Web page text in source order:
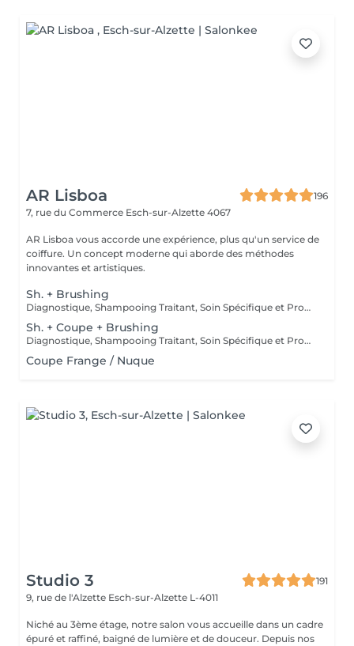
AR Lisboa
196
7, rue du Commerce Esch-sur-Alzette 4067
AR Lisboa vous accorde une expérience, plus qu'un service de
coiffure. Un concept moderne qui aborde des méthodes
innovantes et artistiques.
Sh. + Brushing
Diagnostique, Shampooing Traitant, Soin Spécifique et Produits Coiffants inclus
Sh. + Coupe + Brushing
Diagnostique, Shampooing Traitant, Soin Spécifique et Produits Coiffants inclus
Coupe Frange / Nuque
Studio 3
191
9, rue de l'Alzette Esch-sur-Alzette L-4011
Niché au 3ème étage, notre salon vous accueille dans un cadre
épuré et raffiné, baigné de lumière et de douceur. Depuis nos